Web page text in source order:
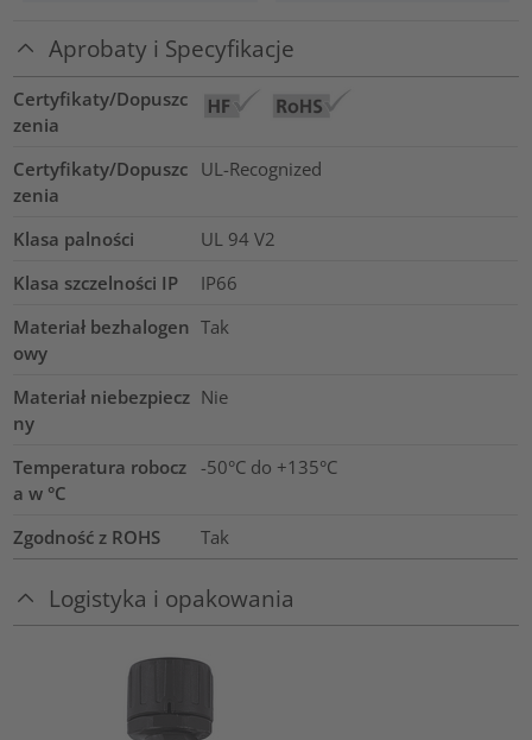
Aprobaty i Specyfikacje
Certyfikaty/Dopuszc
zenia
Certyfikaty/Dopuszc
zenia
UL-Recognized
Klasa palności
UL 94 V2
Klasa szczelności IP
IP66
Materiał bezhalogen
owy
Tak
Materiał niebezpiecz
ny
Nie
Temperatura robocz
a w °C
-50°C do +135°C
Zgodność z ROHS Tak
Logistyka i opakowania